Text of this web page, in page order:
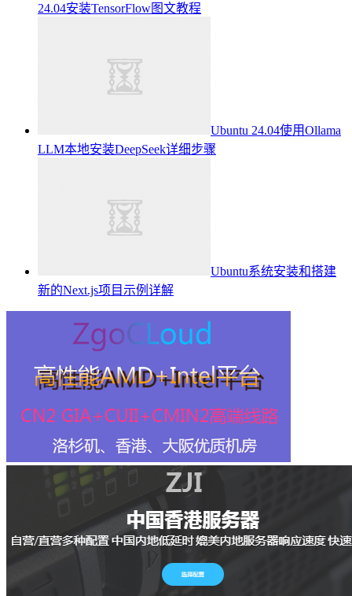
24.04安装TensorFlow图文教程
Ubuntu 24.04使用Ollama
LLM本地安装DeepSeek详细步骤
Ubuntu系统安装和搭建
新的Next.js项目示例详解